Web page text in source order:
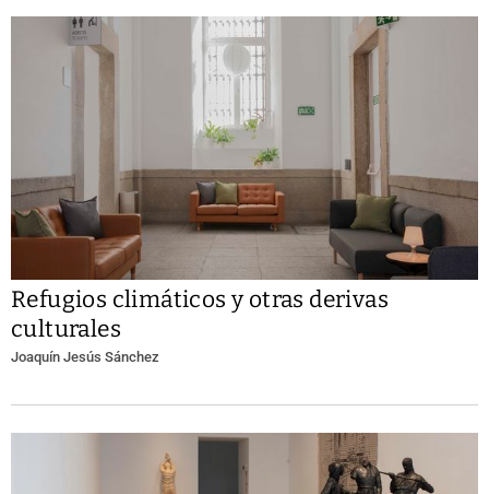
Refugios climáticos y otras derivas
culturales
Joaquín Jesús Sánchez